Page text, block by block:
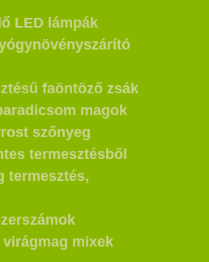
LED lámpák
faöntöző zsák
magok
szőnyeg
termesztésből
termesztés,
mixek